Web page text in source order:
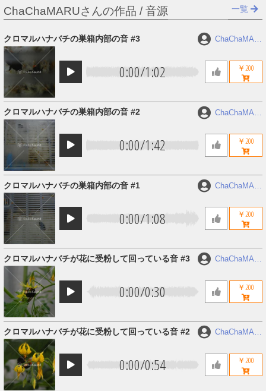
ChaChaMARUさんの作品 / 音源 一覧
0:00/1:02
クロマルハナバチの巣箱内部の音 #3
ChaChaMAR
￥200
0:00/1:42
クロマルハナバチの巣箱内部の音 #2
ChaChaMAR
￥200
0:00/1:08
クロマルハナバチの巣箱内部の音 #1
ChaChaMAR
￥200
0:00/0:30
クロマルハナバチが花に受粉して回っている音 #3
ChaChaMAR
￥200
0:00/0:54
クロマルハナバチが花に受粉して回っている音 #2
ChaChaMAR
￥200